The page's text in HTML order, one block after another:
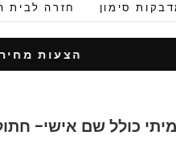
סימון חזרה לבית
הצעות מחיר
כולל שם אישי-